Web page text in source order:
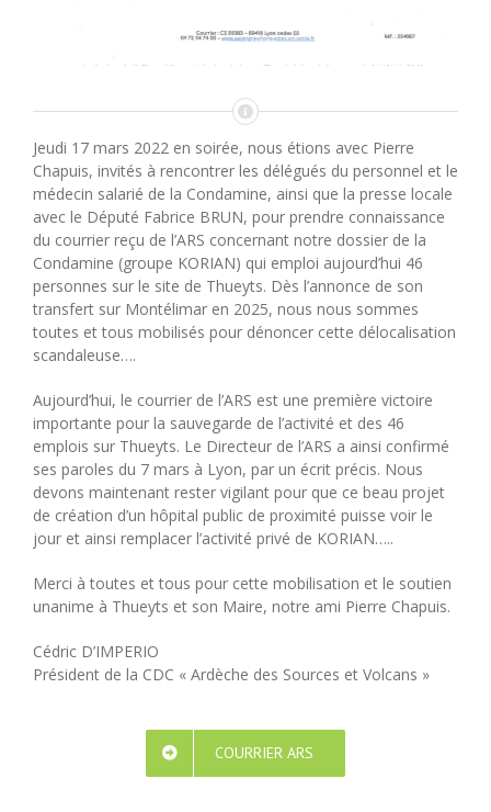
Jeudi 17 mars 2022 en soirée, nous étions avec Pierre
Chapuis, invités à rencontrer les délégués du personnel et le
médecin salarié de la Condamine, ainsi que la presse locale
avec le Député Fabrice BRUN, pour prendre connaissance
du courrier reçu de l’ARS concernant notre dossier de la
Condamine (groupe KORIAN) qui emploi aujourd’hui 46
personnes sur le site de Thueyts. Dès l’annonce de son
transfert sur Montélimar en 2025, nous nous sommes
toutes et tous mobilisés pour dénoncer cette délocalisation
scandaleuse….
Aujourd’hui, le courrier de l’ARS est une première victoire
importante pour la sauvegarde de l’activité et des 46
emplois sur Thueyts. Le Directeur de l’ARS a ainsi confirmé
ses paroles du 7 mars à Lyon, par un écrit précis. Nous
devons maintenant rester vigilant pour que ce beau projet
de création d’un hôpital public de proximité puisse voir le
jour et ainsi remplacer l’activité privé de KORIAN…..
Merci à toutes et tous pour cette mobilisation et le soutien
unanime à Thueyts et son Maire, notre ami Pierre Chapuis.
Cédric D’IMPERIO
Président de la CDC « Ardèche des Sources et Volcans »
COURRIER ARS